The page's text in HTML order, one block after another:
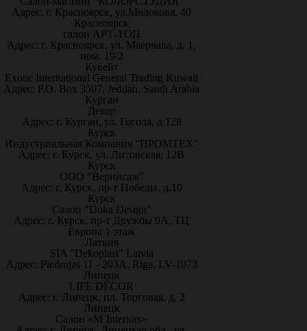
Адрес: г. Красноярск, ул.Молокова, 40
Красноярск
салон АРТ-ТОН
Адрес: г. Красноярск, ул. Маерчака, д. 1,
пом. 19/2
Кувейт
Exotic International General Trading Kuwait
Адрес: P.O. Box 3507, Jeddah, Saudi Arabia
Курган
Декор
Адрес: г. Курган, ул. Гоголя, д.128
Курск
Индустриальная Компания "ПРОМТЕХ"
Адрес: г. Курск, ул. Литовская, 12В
Курск
ООО "Вернисаж"
Адрес: г. Курск, пр-т Победы, д.10
Курск
Салон "Doka Design"
Адрес: г. Курск, пр-т Дружбы 9А, ТЦ
Европа 1 этаж
Латвия
SIA "Dekoplast" Latvia
Адрес: Piedrujas 11 - 203A, Riga, LV-1073
Липецк
LIFE DÉCOR
Адрес: г. Липецк, пл. Торговая, д. 2
Липецк
Салон «M`Interiors»